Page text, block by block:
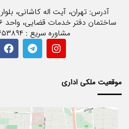
آدرس: تهران، آیت اله کاشانی،
ساختمان دفتر خدمات قضایی، واحد ۶. تلفن:۰۲۱۴۴۰۹۷۱۶۲
مشاوره سریع : ۰۹۱۲۵۴۵۳۸۹۴
موقعیت ملکی اداری